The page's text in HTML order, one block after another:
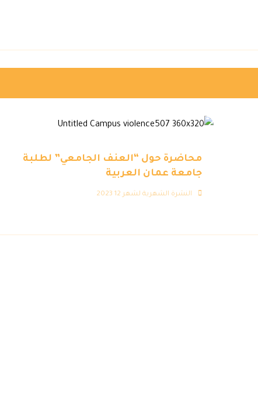
محاضرة حول “العنف الجامعي” لطلبة
جامعة عمان العربية
النشرة الشهرية لشهر 12 2023